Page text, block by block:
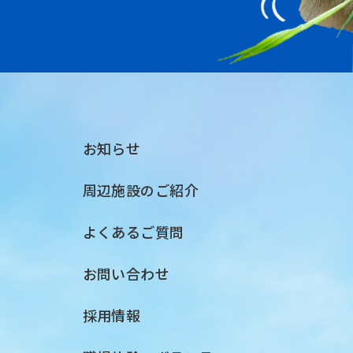
お知らせ
周辺施設のご紹介
よくあるご質問
お問い合わせ
採用情報